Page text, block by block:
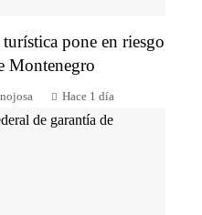
pone en riesgo
Montenegro
Hace 1 día